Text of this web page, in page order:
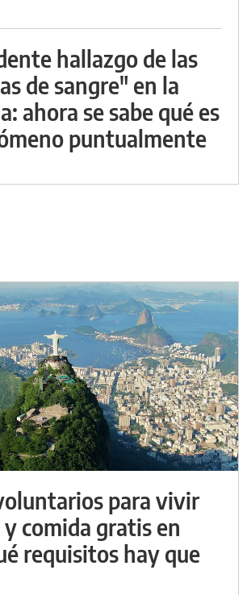
hallazgo de las
de sangre" en la
ahora se sabe qué es
puntualmente
para vivir
y comida gratis en
requisitos hay que